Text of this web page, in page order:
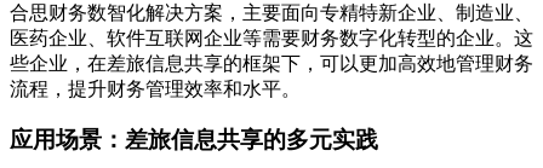
合思财务数智化解决方案，主要面向专精特新企业、制造业、
医药企业、软件互联网企业等需要财务数字化转型的企业。这
些企业，在差旅信息共享的框架下，可以更加高效地管理财务
流程，提升财务管理效率和水平。
应用场景：差旅信息共享的多元实践